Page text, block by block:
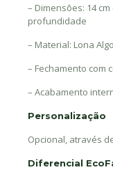
– Dimensões: 14
profundidade
– Material: Lona
– Fechamento com
– Acabamento
Personalização
Opcional, através
Diferencial